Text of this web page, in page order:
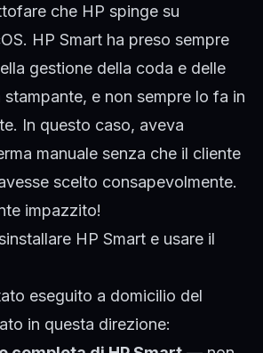
che HP spinge su
HP Smart ha preso sempre
gestione della coda e delle
e non sempre lo fa in
In questo caso, aveva
manuale senza che il cliente
scelto consapevolmente.
impazzito!
HP Smart e usare il
eseguito a domicilio del
in questa direzione: